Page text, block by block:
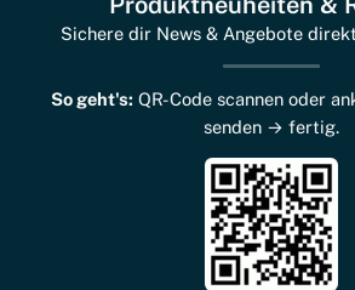
Sichere dir News & Angebote
So geht's: QR-Code scannen oder
senden → fertig.